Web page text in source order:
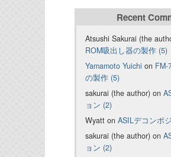
Recent
Atsushi Sakurai (the
ROM吸出し器の製作 (5)
Yamamoto Yuichi on FM-
の製作 (5)
sakurai (the author) on
ョン (2)
Wyatt on ASILデコンポ
sakurai (the author) on
ョン (2)